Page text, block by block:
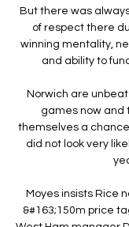
But there was
of respect there
winning mentality,
and ability to
Norwich are
games now and
themselves a
did not look very
Moyes insists Rice
&#163;150m price